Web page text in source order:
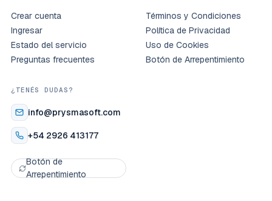
Crear cuenta
Ingresar
Estado del servicio
Preguntas frecuentes
Términos y Condiciones
Política de Privacidad
Uso de Cookies
Botón de Arrepentimiento
¿TENÉS DUDAS?
info@prysmasoft.com
+54 2926 413177
Botón de
Arrepentimiento